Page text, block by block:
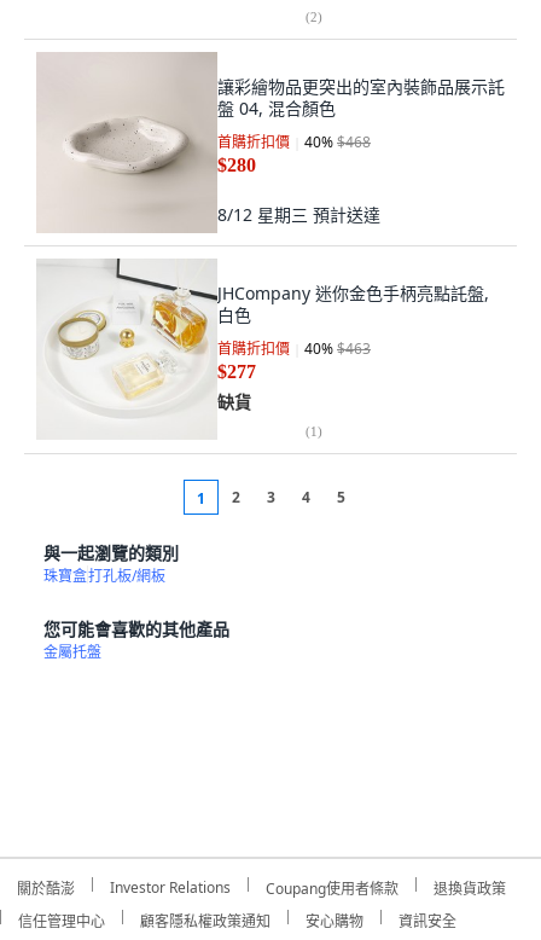
(2)
讓彩繪物品更突出的室內裝飾品展示託
盤 04, 混合顏色
首購折扣價 40%$468
$280
8/12 星期三 預計送達
JHCompany 迷你金色手柄亮點託盤,
白色
首購折扣價 40%$463
$277
缺貨
(1)
1 2 3 4 5
與一起瀏覽的類別
珠寶盒打孔板/網板
您可能會喜歡的其他產品
金屬托盤
關於酷澎 Investor Relations Coupang使用者條款
退換貨政策
信任管理中心
顧客隱私權政策通知 安心購物 資訊安全